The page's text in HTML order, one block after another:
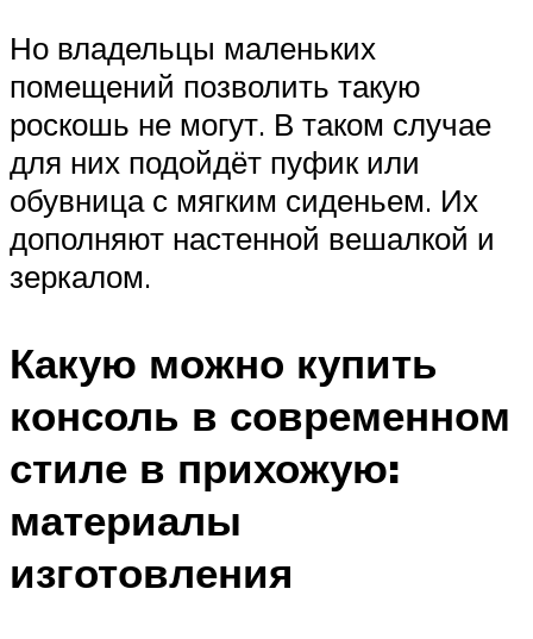
Но владельцы маленьких
помещений позволить такую
роскошь не могут. В таком случае
для них подойдёт пуфик или
обувница с мягким сиденьем. Их
дополняют настенной вешалкой и
зеркалом.
Какую можно купить
консоль в современном
стиле в прихожую:
материалы
изготовления